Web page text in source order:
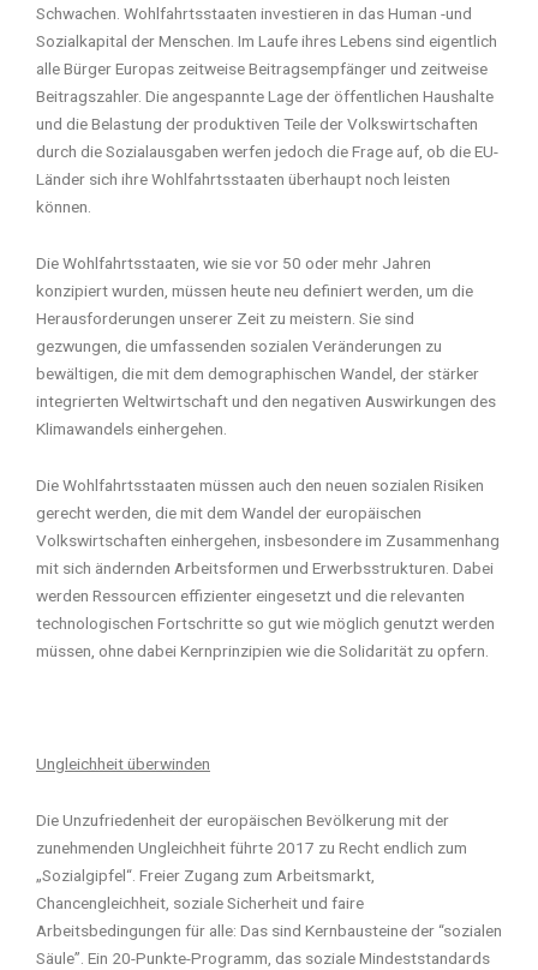
Schwachen. Wohlfahrtsstaaten investieren in das Human -und
Sozialkapital der Menschen. Im Laufe ihres Lebens sind eigentlich
alle Bürger Europas zeitweise Beitragsempfänger und zeitweise
Beitragszahler. Die angespannte Lage der öffentlichen Haushalte
und die Belastung der produktiven Teile der Volkswirtschaften
durch die Sozialausgaben werfen jedoch die Frage auf, ob die EU-
Länder sich ihre Wohlfahrtsstaaten überhaupt noch leisten
können.
Die Wohlfahrtsstaaten, wie sie vor 50 oder mehr Jahren
konzipiert wurden, müssen heute neu definiert werden, um die
Herausforderungen unserer Zeit zu meistern. Sie sind
gezwungen, die umfassenden sozialen Veränderungen zu
bewältigen, die mit dem demographischen Wandel, der stärker
integrierten Weltwirtschaft und den negativen Auswirkungen des
Klimawandels einhergehen.
Die Wohlfahrtsstaaten müssen auch den neuen sozialen Risiken
gerecht werden, die mit dem Wandel der europäischen
Volkswirtschaften einhergehen, insbesondere im Zusammenhang
mit sich ändernden Arbeitsformen und Erwerbsstrukturen. Dabei
werden Ressourcen effizienter eingesetzt und die relevanten
technologischen Fortschritte so gut wie möglich genutzt werden
müssen, ohne dabei Kernprinzipien wie die Solidarität zu opfern.
Ungleichheit überwinden
Die Unzufriedenheit der europäischen Bevölkerung mit der
zunehmenden Ungleichheit führte 2017 zu Recht endlich zum
„Sozialgipfel“. Freier Zugang zum Arbeitsmarkt,
Chancengleichheit, soziale Sicherheit und faire
Arbeitsbedingungen für alle: Das sind Kernbausteine der “sozialen
Säule”. Ein 20-Punkte-Programm, das soziale Mindeststandards